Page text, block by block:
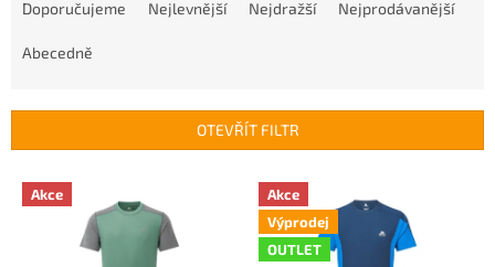
r
Doporučujeme Nejlevnější Nejdražší Nejprodávanější
Abecedně
OTEVŘÍT FILTR
V Akce
Akce
Výprodej
OUTLET